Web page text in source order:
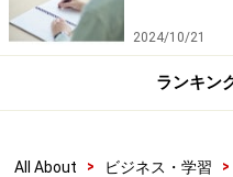
2024/10/21
ランキン
All About > ビジネス・学習 >